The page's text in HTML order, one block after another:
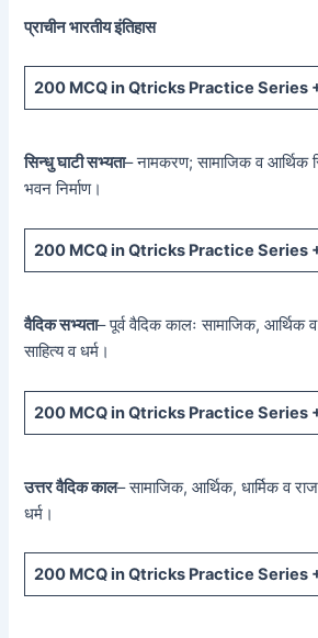
प्राचीन भारतीय इंतिहास
200 MCQin Qtricks Practice Series
सिन्धु घाटी सभ्यता– नामकरण; सामाजिक व आर्थिक
भवन निर्माण।
200 MCQin Qtricks Practice Series
वैदिक सभ्यता– पूर्व वैदिक कालः सामाजिक, आर्थिक व
साहित्य व धर्म।
200 MCQin Qtricks Practice Series
उत्तर वैदिक काल– सामाजिक, आर्थिक, धार्मिक व
धर्म।
200 MCQin Qtricks Practice Series